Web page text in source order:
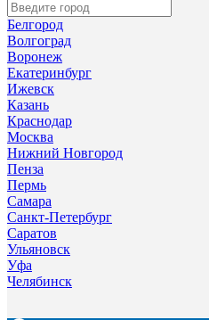
Белгород
Волгоград
Воронеж
Екатеринбург
Ижевск
Казань
Краснодар
Москва
Нижний Новгород
Пенза
Пермь
Самара
Санкт-Петербург
Саратов
Ульяновск
Уфа
Челябинск